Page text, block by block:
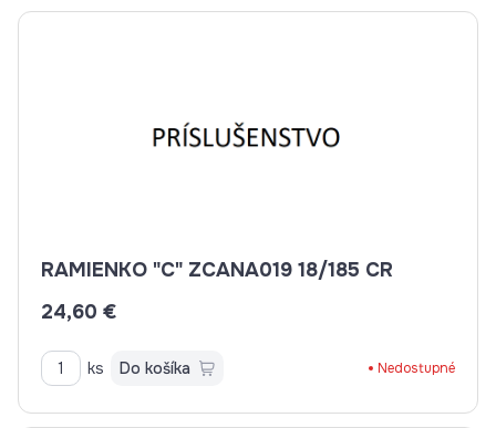
RAMIENKO "C" ZCANA019 18/185 CR
24,60 €
ks Do košíka Nedostupné